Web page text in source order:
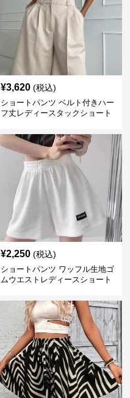
¥3,620 (税込)
ショートパンツ ベルト付きハー
フ丈レディースタックショート
¥2,250 (税込)
ショートパンツ ワッフル生地ゴ
ムウエストレディースショート